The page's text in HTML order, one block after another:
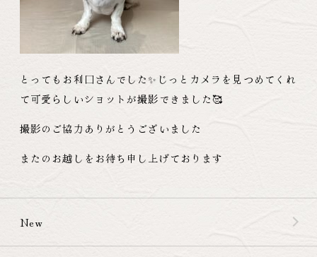
とってもお利口さんでした✨じっとカメラを見つめてくれ
て可愛らしいショットが撮影できました🥰
撮影のご協力ありがとうございました
またのお越しをお待ち申し上げております
New